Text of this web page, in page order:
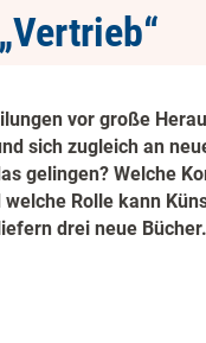
vor große
sich zugleich an
gelingen? Welche
Rolle kann
drei neue Bücher.